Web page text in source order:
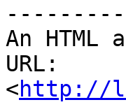
An
URL:
<http://